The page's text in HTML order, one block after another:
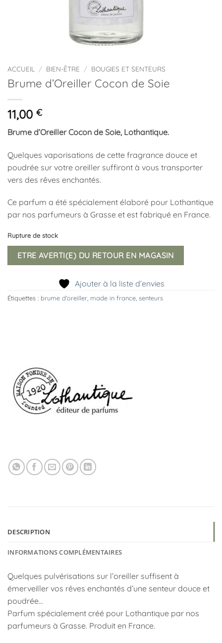
ACCUEIL / BIEN-ÊTRE / BOUGIES ET SENTEURS
Brume d’Oreiller Cocon de Soie
11,00 €
Brume d’Oreiller Cocon de Soie, Lothantique.
Quelques vaporisations de cette fragrance douce et
poudrée sur votre oreiller suffiront à vous transporter
vers des rêves enchantés.
Ce parfum a été spécialement élaboré pour Lothantique
par nos parfumeurs à Grasse et est fabriqué en France.
Rupture de stock
ETRE AVERTI(E) DU RETOUR EN MAGASIN
Ajouter à la liste d’envies
Étiquettes : brume d'oreiller, made in france, senteurs
DESCRIPTION
INFORMATIONS COMPLÉMENTAIRES
Quelques pulvérisations sur l’oreiller suffisent à
émerveiller vos rêves enchantés d’une senteur douce et
poudrée…
Parfum spécialement créé pour Lothantique par nos
parfumeurs à Grasse. Produit en France.